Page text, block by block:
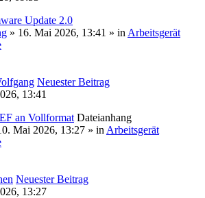
Update 2.0
» 16. Mai 2026, 13:41 » in Arbeitsgerät
Neuester Beitrag
13:41
an Vollformat Dateianhang
Mai 2026, 13:27 » in Arbeitsgerät
Neuester Beitrag
13:27